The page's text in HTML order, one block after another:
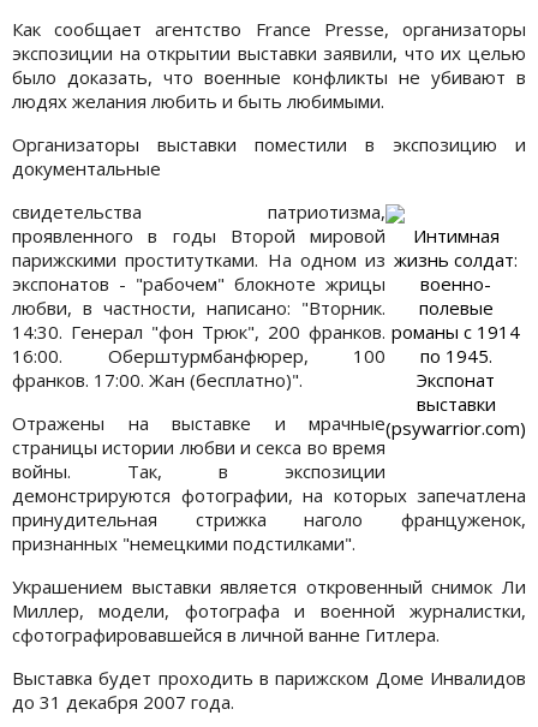
Как сообщает агентство France Presse, организаторы
экспозиции на открытии выставки заявили, что их целью
было доказать, что военные конфликты не убивают в
людях желания любить и быть любимыми.
Организаторы выставки поместили в экспозицию и
документальные
Интимная
жизнь солдат:
военно-
полевые
романы с 1914
по 1945.
Экспонат
выставки
(psywarrior.com)
свидетельства патриотизма,
проявленного в годы Второй мировой
парижскими проститутками. На одном из
экспонатов - "рабочем" блокноте жрицы
любви, в частности, написано: "Вторник.
14:30. Генерал "фон Трюк", 200 франков.
16:00. Оберштурмбанфюрер, 100
франков. 17:00. Жан (бесплатно)".
Отражены на выставке и мрачные
страницы истории любви и секса во время
войны. Так, в экспозиции
демонстрируются фотографии, на которых запечатлена
принудительная стрижка наголо француженок,
признанных "немецкими подстилками".
Украшением выставки является откровенный снимок Ли
Миллер, модели, фотографа и военной журналистки,
сфотографировавшейся в личной ванне Гитлера.
Выставка будет проходить в парижском Доме Инвалидов
до 31 декабря 2007 года.